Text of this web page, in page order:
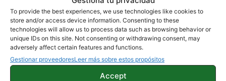
To provide the best experiences, we use technologies like cookies to
store and/or access device information. Consenting to these
technologies will allow us to process data such as browsing behavior or
unique IDs on this site. Not consenting or withdrawing consent, may
adversely affect certain features and functions.
Gestionar proveedoresLeer más sobre estos propósitos
Accept
Sobre este autor